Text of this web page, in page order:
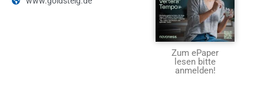
Zum ePaper
lesen bitte
anmelden!